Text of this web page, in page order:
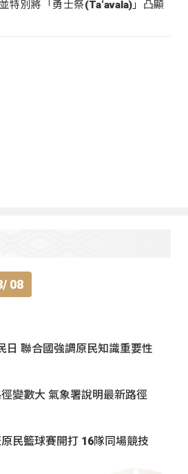
特別將「勇士祭(Ta‘avala)」凸顯
08
日 聯合國強調原民知識重要性
變數大 氣象署說明最新路徑
民籃球賽開打 16隊同場競技